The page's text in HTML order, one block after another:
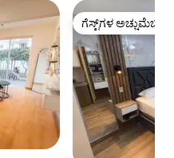
ಗೆಸ್ಟ್‌ಗಳ
ಗೆಸ್ಟ್‌ಗಳ